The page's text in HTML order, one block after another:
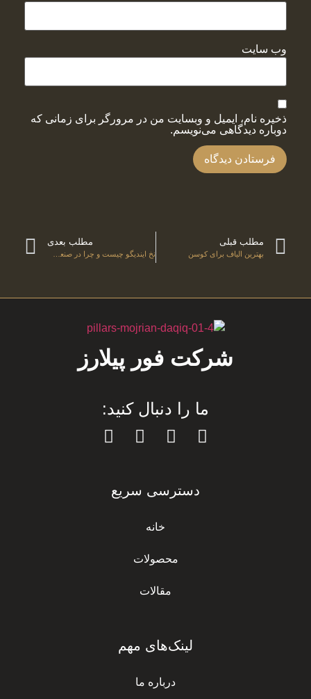
وب‌ سایت
ذخیره نام، ایمیل و وبسایت من در مرورگر برای زمانی که
دوباره دیدگاهی می‌نویسم.
مطلب قبلی
بهترین الیاف برای کوسن
مطلب بعدی
شرکت فور پیلارز
ما را دنبال کنید:
دسترسی سریع
خانه
محصولات
مقالات
لینک‌های مهم
درباره ما